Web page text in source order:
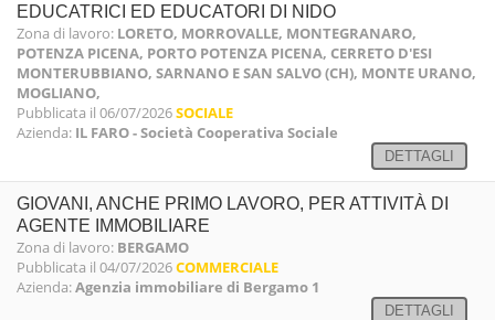
EDUCATRICI ED EDUCATORI DI NIDO
Zona di lavoro: LORETO, MORROVALLE, MONTEGRANARO,
POTENZA PICENA, PORTO POTENZA PICENA, CERRETO D'ESI
MONTERUBBIANO, SARNANO E SAN SALVO (CH), MONTE URANO,
MOGLIANO,
Pubblicata il 06/07/2026SOCIALE
Azienda: IL FARO - Società Cooperativa Sociale
DETTAGLI
GIOVANI, ANCHE PRIMO LAVORO, PER ATTIVITÀ DI
AGENTE IMMOBILIARE
Zona di lavoro: BERGAMO
Pubblicata il 04/07/2026COMMERCIALE
Azienda:Agenzia immobiliare di Bergamo 1
DETTAGLI